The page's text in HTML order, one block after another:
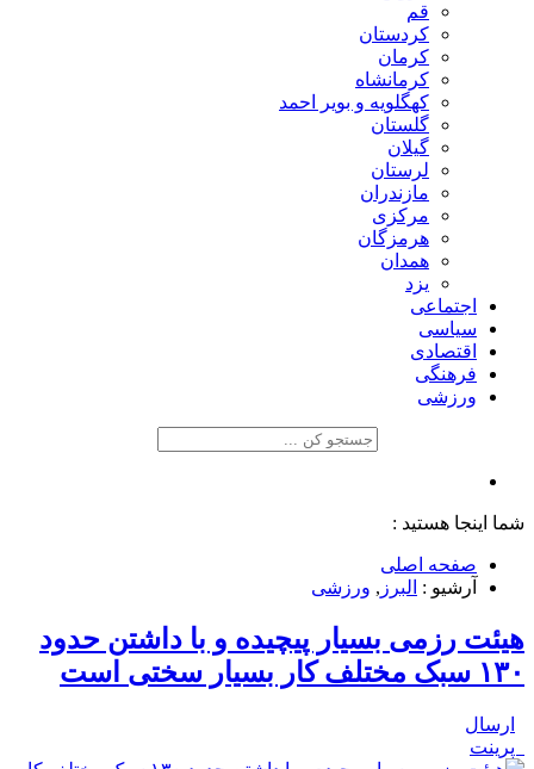
قم
کردستان
کرمان
کرمانشاه
کهگلویه و بویر احمد
گلستان
گیلان
لرستان
مازندران
مرکزی
هرمزگان
همدان
یزد
اجتماعی
سیاسی
اقتصادی
فرهنگی
ورزشی
شما اینجا هستید :
صفحه اصلی
آرشیو : البرز , ورزشی
هیئت رزمی بسیار پیچیده و با داشتن حدود
۱۳۰ سبک مختلف کار بسیار سختی است
ارسال
پرینت